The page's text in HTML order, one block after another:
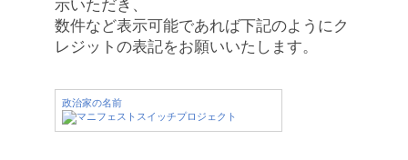
示いただき、
数件など表示可能であれば下記のようにク
レジットの表記をお願いいたします。
政治家の名前